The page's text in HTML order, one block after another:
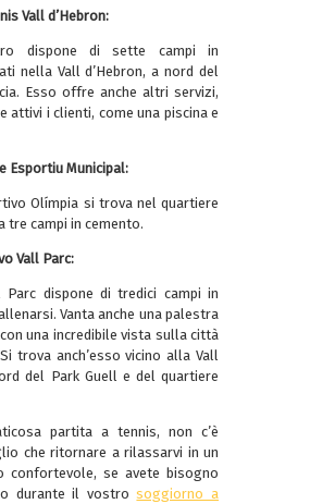
Vall d’Hebron:
dispone di sette campi in
nella Vall d’Hebron, a nord del
Esso offre anche altri servizi,
attivi i clienti, come una piscina e
Esportiu Municipal:
Olímpia si trova nel quartiere
tre campi in cemento.
Vall Parc:
dispone di tredici campi in
Vanta anche una palestra
una incredibile vista sulla città
trova anch’esso vicino alla Vall
del Park Guell e del quartiere
partita a tennis, non c’è
che ritornare a rilassarvi in un
confortevole, se avete bisogno
durante il vostrosoggiorno a